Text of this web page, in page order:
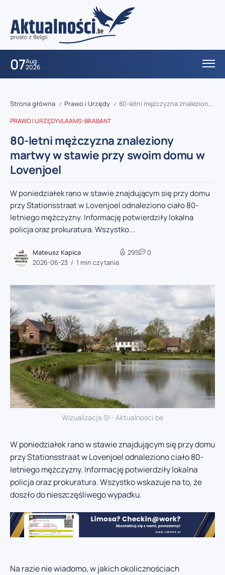
07Aug
2026
Strona główna / Prawo i Urzędy / 80-letni mężczyzna znaleziony martwy w stawie przy swoim domu w Lovenjoel
PRAWO I URZĘDYVLAAMS-BRABANT
80-letni mężczyzna znaleziony
martwy w stawie przy swoim domu w
Lovenjoel
W poniedziałek rano w stawie znajdującym się przy domu
przy Stationsstraat w Lovenjoel odnaleziono ciało 80-
letniego mężczyzny. Informację potwierdziły lokalna
policja oraz prokuratura. Wszystko...
Mateusz Kapica
2026-06-23
1 min czytania
295 0
Wizualizacja SI - Aktualnosci.be
W poniedziałek rano w stawie znajdującym się przy domu
przy Stationsstraat w Lovenjoel odnaleziono ciało 80-
letniego mężczyzny. Informację potwierdziły lokalna
policja oraz prokuratura. Wszystko wskazuje na to, że
doszło do nieszczęśliwego wypadku.
Na razie nie wiadomo, w jakich okolicznościach